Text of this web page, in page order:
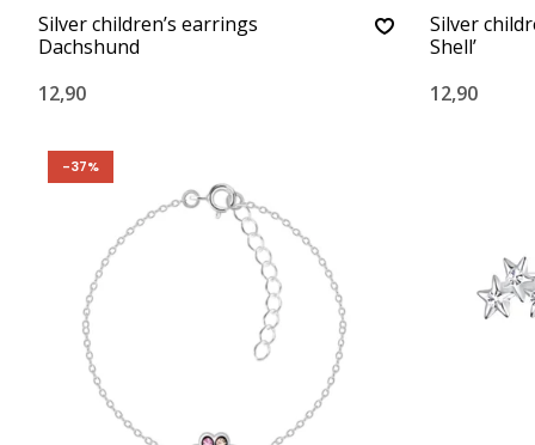
Silver children’s earrings
Dachshund
12,90
Silver
Shell’
12,90
-37%